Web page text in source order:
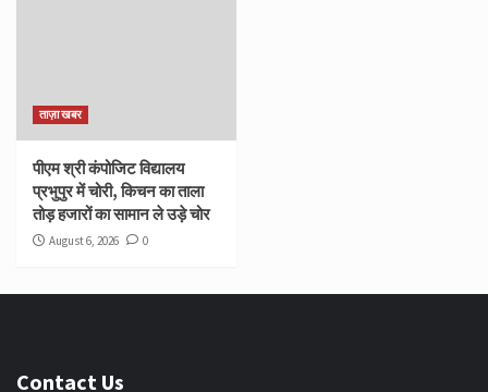
ताज़ा खबर
पीएम श्री कंपोजिट विद्यालय
प्रभुपुर में चोरी, किचन का ताला
तोड़ हजारों का सामान ले उड़े चोर
August 6, 2026 0
Contact Us